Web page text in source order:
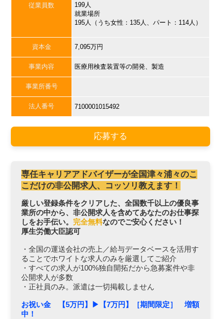
従業員数
199人
就業場所
195人（うち女性：135人、パート：114人）
資本金 7,095万円
事業内容 医療用検査装置等の開発、製造
事業所番号
法人番号 7100001015492
応募する
専任キャリアアドバイザーが全国津々浦々のこ
こだけの非公開求人、コッソリ教えます！
厳しい登録条件をクリアした、全国数千以上の優良事
業所の中から、非公開求人を含めてあなたのお仕事探
しをお手伝い。 完全無料なのでご安心ください！
厚生労働大臣認可
・全国の運送会社の売上／給与データベースを活用す
ることでホワイトな求人のみを厳選してご紹介
・すべての求人が100%独自開拓だから急募案件や非
公開求人が多数
・正社員のみ。派遣は一切掲載しません
お祝い金 【5万円】▶︎【7万円】［期間限定］ 増額
中！